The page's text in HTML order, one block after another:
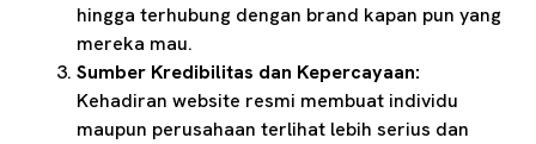
hingga terhubung dengan brand kapan pun yang
mereka mau.
Sumber Kredibilitas dan Kepercayaan:
Kehadiran website resmi membuat individu
maupun perusahaan terlihat lebih serius dan